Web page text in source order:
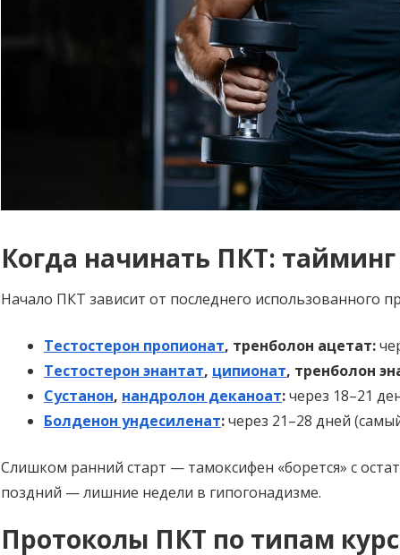
Когда начинать ПКТ:
Начало ПКТ зависит от последнего использованного
Тестостерон пропионат, тренболон ацетат:
Тестостерон энантат, ципионат, тренболон
Сустанон, нандролон деканоат:через 18–21
Болденон ундесиленат:через 21–28 дней
Слишком ранний старт — тамоксифен «борется» с
поздний — лишние недели в гипогонадизме.
Протоколы ПКТ по типам